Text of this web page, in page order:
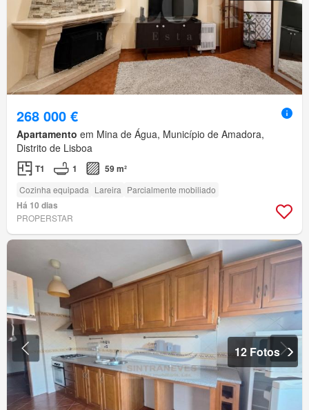
268 000 €
Apartamento em Mina de Água, Município de Amadora,
Distrito de Lisboa
T1 1 59 m²
Cozinha equipada Lareira Parcialmente mobiliado
Há 10 dias
PROPERSTAR
12 Fotos